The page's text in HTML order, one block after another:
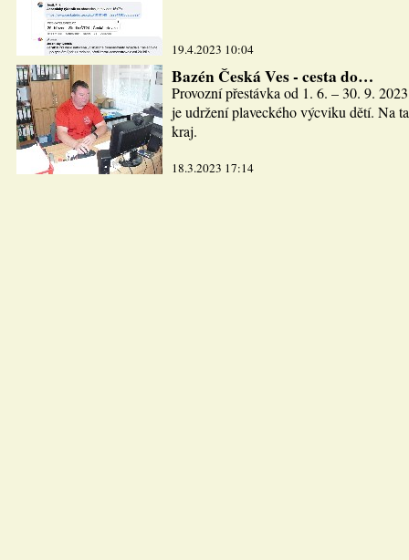
19.4.2023 10:04
Bazén Česká Ves - cesta do…
Provozní přestávka od 1. 6. – 30. 9.
je udržení plaveckého výcviku dětí. Na
kraj.
18.3.2023 17:14